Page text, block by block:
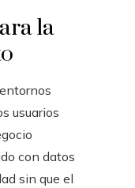
la
usuarios
con datos
sin que el